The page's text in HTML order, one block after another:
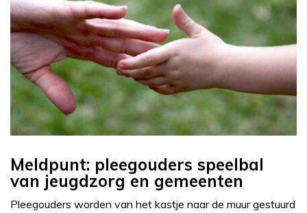
Meldpunt: pleegouders speelbal
van jeugdzorg en gemeenten
Pleegouders worden van het kastje naar de muur gestuurd